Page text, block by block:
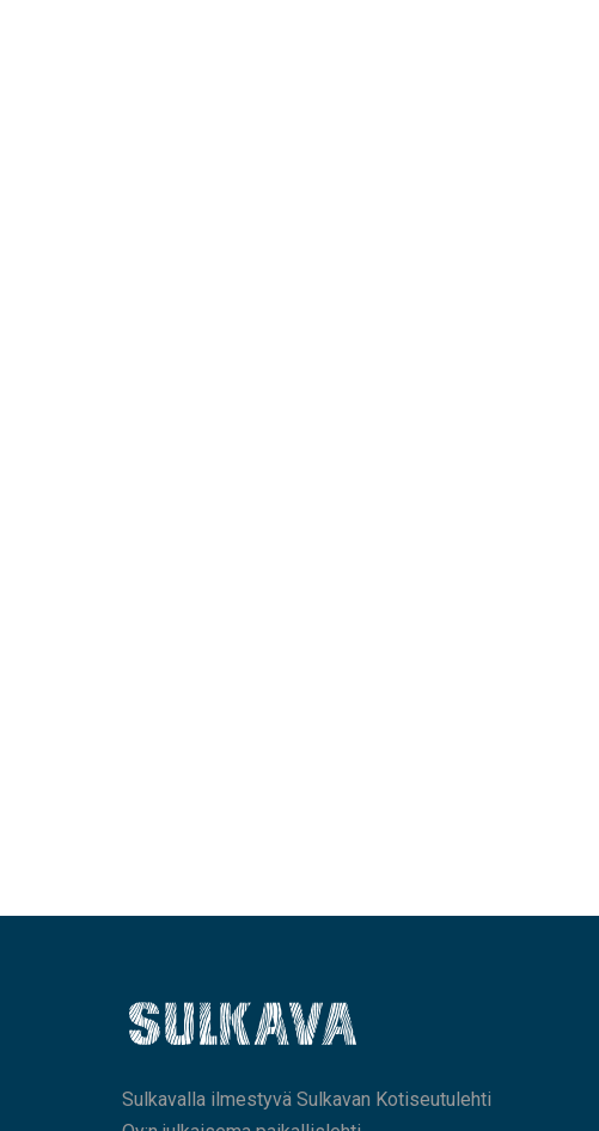
Sulkavalla ilmestyvä Sulkavan Kotiseutulehti